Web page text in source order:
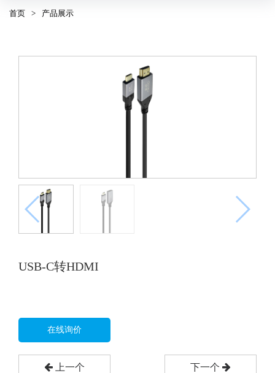
USB3.2
首页 > 产品展示
USB-C转HDMI
在线询价
上一个 下一个